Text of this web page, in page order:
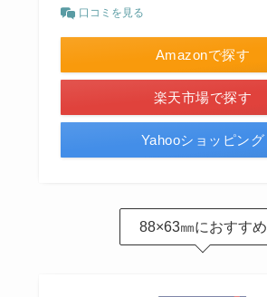
口コミを見る
Amazonで探す
楽天市場で探す
Yahooショッピング
88×63㎜におすすめ